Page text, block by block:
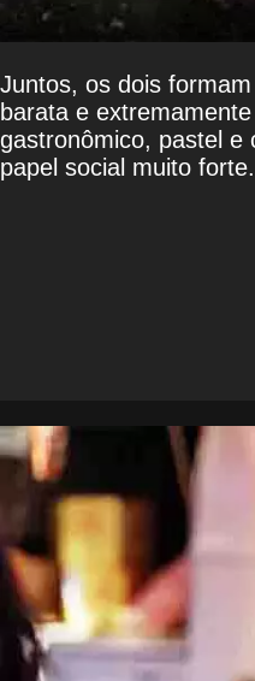
Juntos, os dois
barata e
gastronômico, pastel e
papel social muito forte.